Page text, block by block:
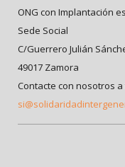
ONG con Implantación
Sede Social
C/Guerrero Julián
49017 Zamora
Contacte con nosotros